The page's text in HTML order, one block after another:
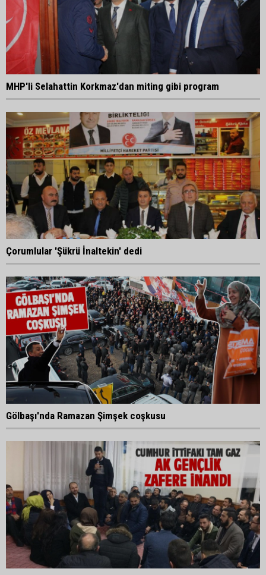
MHP'li Selahattin Korkmaz'dan miting gibi program
Çorumlular 'Şükrü İnaltekin' dedi
Gölbaşı'nda Ramazan Şimşek coşkusu